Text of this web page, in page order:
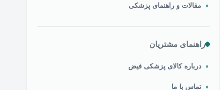
مقالات و راهنمای پزشکی
راهنمای مشتریان
درباره کالای پزشکی فیض
تماس با ما